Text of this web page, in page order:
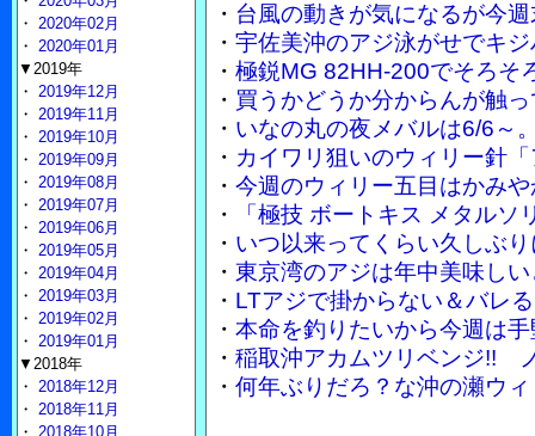
・ 台風の動きが気になるが今
・ 宇佐美沖のアジ泳がせでキ
・ 極鋭MG 82HH-200でそろそ
・ 買うかどうか分からんが触
・ いなの丸の夜メバルは6/6～
・ カイワリ狙いのウィリー針
・ 今週のウィリー五目はかみ
・
「極技 ボートキス メタル
・ いつ以来ってくらい久しぶ
・ 東京湾のアジは年中美味し
・ LTアジで掛からない＆バレ
・ 本命を釣りたいから今週は
・ 稲取沖アカムツリベンジ!!
・ 何年ぶりだろ？な沖の瀬ウ
・ 2020年02月
・ 2020年01月
▼2019年
・ 2019年12月
・ 2019年11月
・ 2019年10月
・ 2019年09月
・ 2019年08月
・ 2019年07月
・ 2019年06月
・ 2019年05月
・ 2019年04月
・ 2019年03月
・ 2019年02月
・ 2019年01月
▼2018年
・ 2018年12月
・ 2018年11月
・ 2018年10月